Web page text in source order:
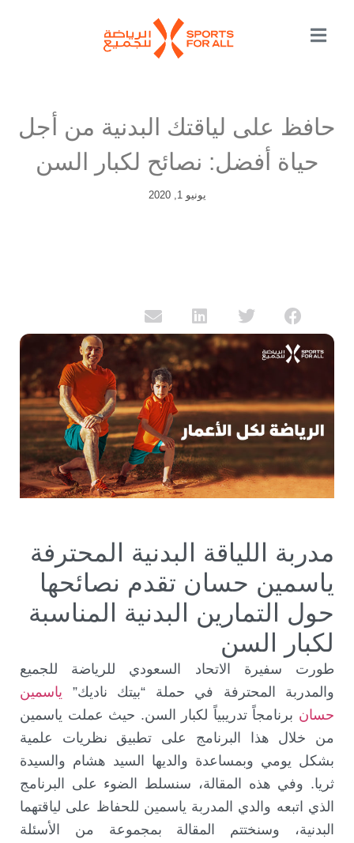
حافظ على لياقتك البدنية من أجل
حياة أفضل: نصائح لكبار السن
يونيو 1, 2020
مدربة اللياقة البدنية المحترفة
ياسمين حسان تقدم نصائحها
حول التمارين البدنية المناسبة
لكبار السن
طورت سفيرة الاتحاد السعودي للرياضة للجميع
والمدربة المحترفة في حملة “بيتك ناديك”
ياسمين
حسانبرنامجاً تدريبياً لكبار السن. حيث عملت ياسمين
من خلال هذا البرنامج على تطبيق نظريات علمية
بشكل يومي وبمساعدة والديها السيد هشام والسيدة
ثريا. وفي هذه المقالة، سنسلط الضوء على البرنامج
الذي اتبعه والدي المدربة ياسمين للحفاظ على لياقتهما
البدنية، وسنختتم المقالة بمجموعة من الأسئلة